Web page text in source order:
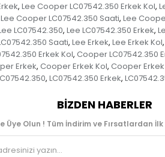
, Lee Cooper LC07542.350 Erkek Kol,
Lee Cooper LC07542.350 Saati, Lee
LC07542.350, Lee LC07542.350 Erkek,
Saati, Lee Erkek, Lee Erkek Kol,
Erkek Kol, Cooper LC07542.350
Erkek, Cooper Erkek Kol, Cooper
, LC07542.350 Erkek,
BIZDEN HABERLER
Üye Olun ! Tüm İndirim ve Fırsatlardan